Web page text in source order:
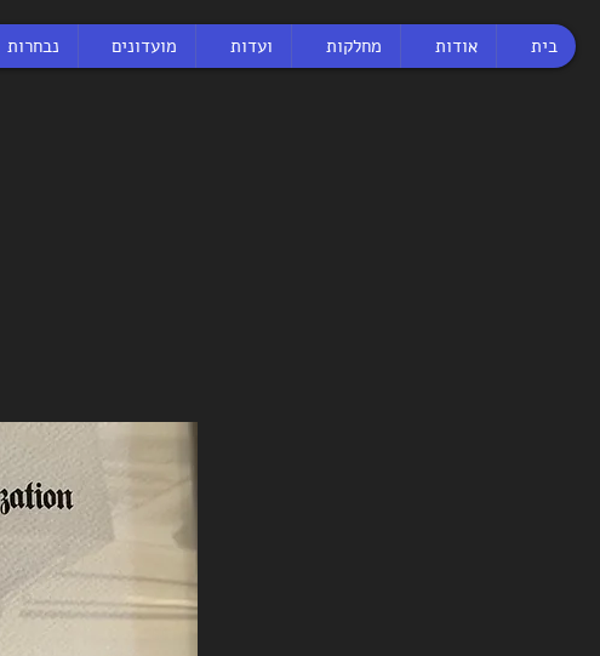
בית אודות מחלקות ועדות מועדונים נבחרות